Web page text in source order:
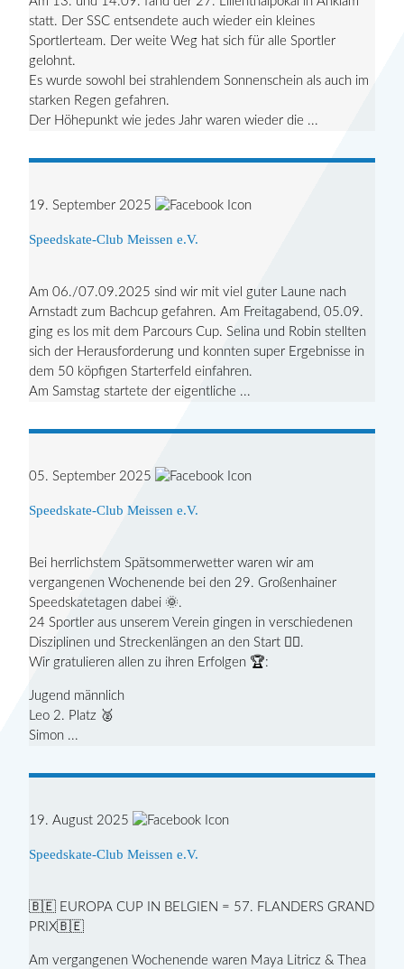
statt. Der SSC entsendete auch wieder ein kleines
Sportlerteam. Der weite Weg hat sich für alle Sportler
gelohnt.
Es wurde sowohl bei strahlendem Sonnenschein als auch im
starken Regen gefahren.
Der Höhepunkt wie jedes Jahr waren wieder die ...
19. September 2025
Speedskate-Club Meissen e.V.
Am 06./07.09.2025 sind wir mit viel guter Laune nach
Arnstadt zum Bachcup gefahren. Am Freitagabend, 05.09.
ging es los mit dem Parcours Cup. Selina und Robin stellten
sich der Herausforderung und konnten super Ergebnisse in
dem 50 köpfigen Starterfeld einfahren.
Am Samstag startete der eigentliche ...
05. September 2025
Speedskate-Club Meissen e.V.
Bei herrlichstem Spätsommerwetter waren wir am
vergangenen Wochenende bei den 29. Großenhainer
Speedskatetagen dabei 🌞.
24 Sportler aus unserem Verein gingen in verschiedenen
Disziplinen und Streckenlängen an den Start 👍🏼.
Wir gratulieren allen zu ihren Erfolgen 🏆:
Jugend männlich
Leo 2. Platz 🥈
Simon ...
19. August 2025
Speedskate-Club Meissen e.V.
🇧🇪 EUROPA CUP IN BELGIEN = 57. FLANDERS GRAND
PRIX🇧🇪
Am vergangenen Wochenende waren Maya Litricz & Thea